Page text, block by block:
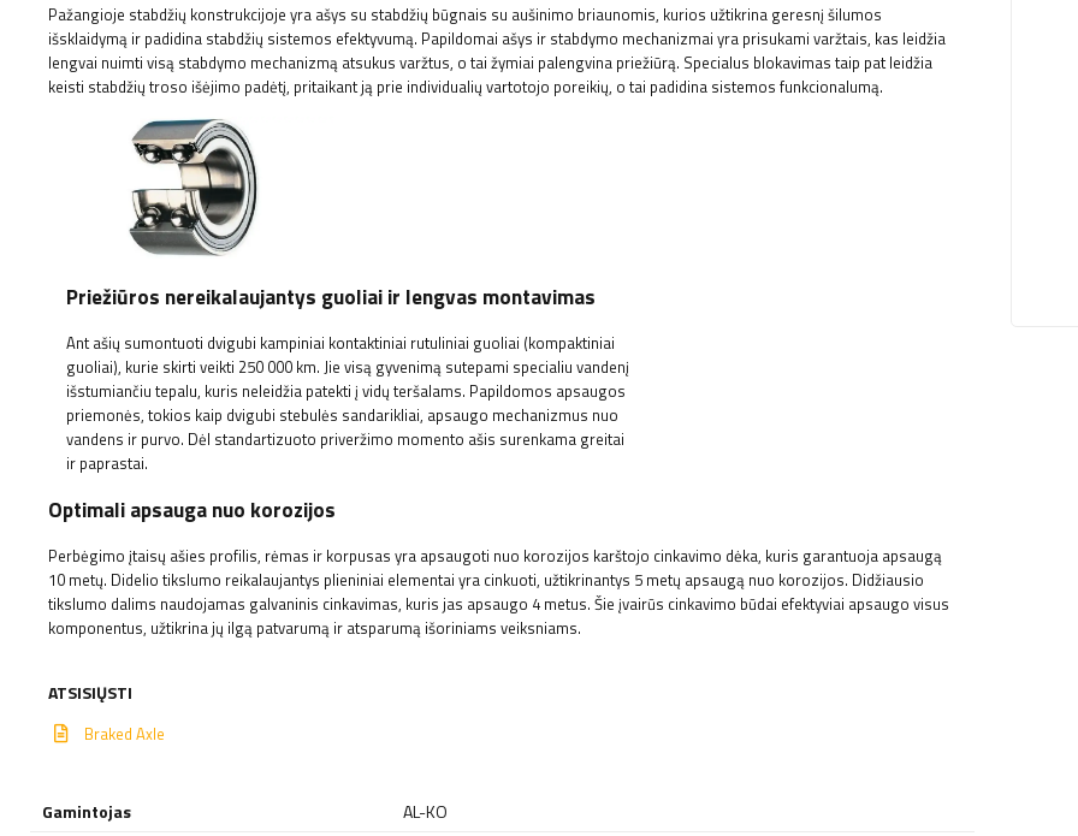
Pažangioje stabdžių konstrukcijoje yra ašys su stabdžių būgnais su aušinimo briaunomis, kurios užtikrina geresnį šilumos
išsklaidymą ir padidina stabdžių sistemos efektyvumą. Papildomai ašys ir stabdymo mechanizmai yra prisukami varžtais, kas leidžia
lengvai nuimti visą stabdymo mechanizmą atsukus varžtus, o tai žymiai palengvina priežiūrą. Specialus blokavimas taip pat leidžia
keisti stabdžių troso išėjimo padėtį, pritaikant ją prie individualių vartotojo poreikių, o tai padidina sistemos funkcionalumą.
Priežiūros nereikalaujantys guoliai ir lengvas montavimas
Ant ašių sumontuoti dvigubi kampiniai kontaktiniai rutuliniai guoliai (kompaktiniai
guoliai), kurie skirti veikti 250 000 km. Jie visą gyvenimą sutepami specialiu vandenį
išstumiančiu tepalu, kuris neleidžia patekti į vidų teršalams. Papildomos apsaugos
priemonės, tokios kaip dvigubi stebulės sandarikliai, apsaugo mechanizmus nuo
vandens ir purvo. Dėl standartizuoto priveržimo momento ašis surenkama greitai
ir paprastai.
Optimali apsauga nuo korozijos
Perbėgimo įtaisų ašies profilis, rėmas ir korpusas yra apsaugoti nuo korozijos karštojo cinkavimo dėka, kuris garantuoja apsaugą
10 metų. Didelio tikslumo reikalaujantys plieniniai elementai yra cinkuoti, užtikrinantys 5 metų apsaugą nuo korozijos. Didžiausio
tikslumo dalims naudojamas galvaninis cinkavimas, kuris jas apsaugo 4 metus. Šie įvairūs cinkavimo būdai efektyviai apsaugo visus
komponentus, užtikrina jų ilgą patvarumą ir atsparumą išoriniams veiksniams.
ATSISIŲSTI
Braked Axle
Gamintojas
AL-KO